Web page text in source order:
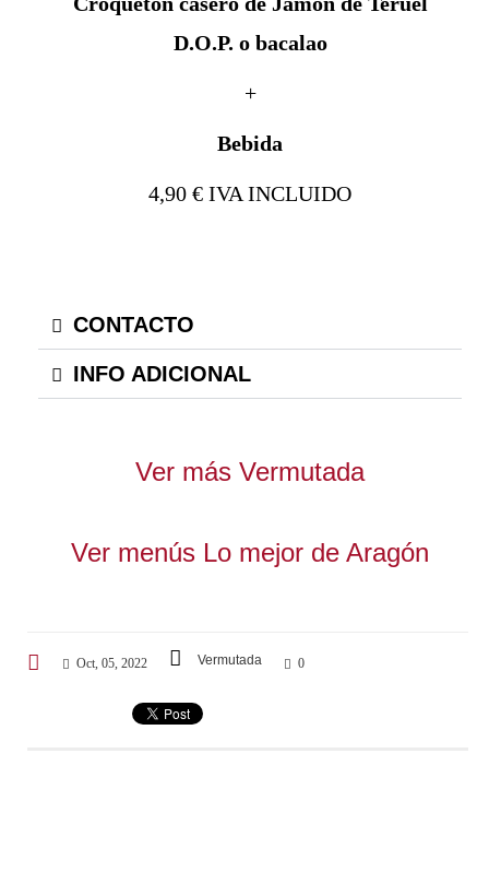
D.O.P. o bacalao
+
Bebida
4,90 € IVA INCLUIDO
CONTACTO
INFO ADICIONAL
Ver más Vermutada
Ver menús Lo mejor de Aragón
Oct, 05, 2022 Vermutada 0